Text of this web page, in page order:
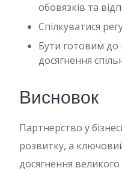
обовязків та
Спілкуватися
Бути готовим до
досягнення
Висновок
Партнерство у
розвитку, а
досягнення великого